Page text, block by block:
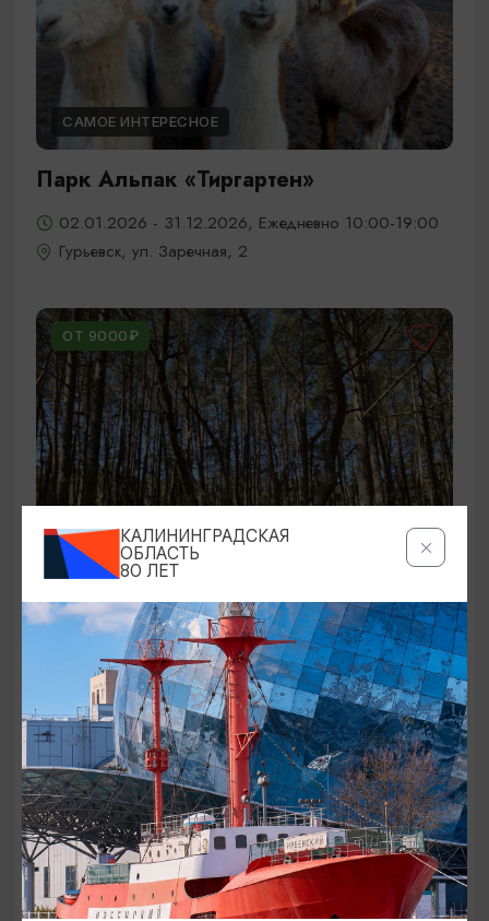
САМОЕ ИНТЕРЕСНОЕ
Парк Альпак «Тиргартен»
02.01.2026 - 31.12.2026, Ежедневно 10:00-19:00
Гурьевск, ул. Заречная, 2
ОТ 9000₽
ЭКСКУРСИИ УЧРЕЖДЕНИЙ КУЛЬТУРЫ
Аудиоспектакль «Истории Куршской
косы»
01.02.2026 - 31.12.2026, 13:00
Куршская коса
ОТ 2500₽
КАЛИНИНГРАДСКАЯ
ОБЛАСТЬ
80 ЛЕТ